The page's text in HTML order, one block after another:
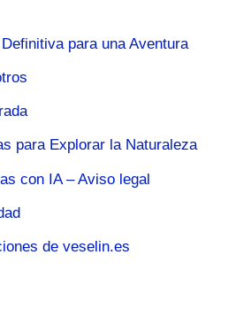
para una Aventura
para Explorar la Naturaleza
con IA – Aviso legal
de veselin.es